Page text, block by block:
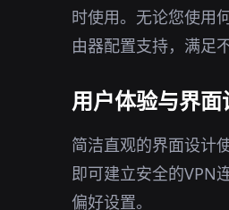
时使用。无论您使用
由器配置支持，满足
用户体验与界面
简洁直观的界面设计
即可建立安全的VPN
偏好设置。